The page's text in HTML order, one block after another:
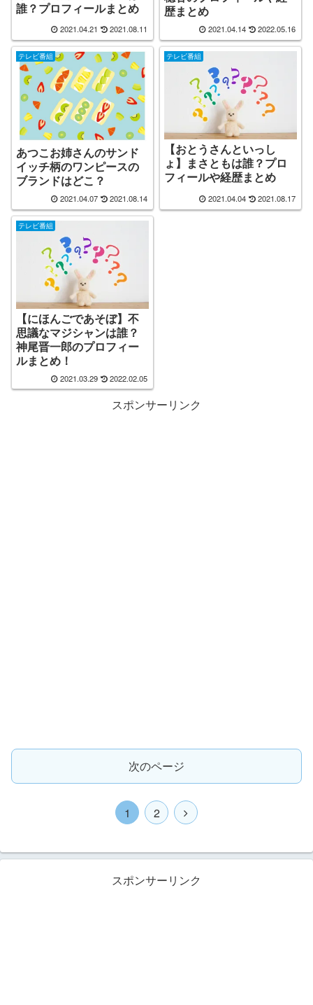
誰？プロフィールまとめ
2021.04.21 2021.08.11
歴まとめ
2021.04.14 2022.05.16
テレビ番組
あつこお姉さんのサンド
イッチ柄のワンピースの
ブランドはどこ？
2021.04.07 2021.08.14
テレビ番組
【おとうさんといっし
ょ】まさともは誰？プロ
フィールや経歴まとめ
2021.04.04 2021.08.17
テレビ番組
【にほんごであそぼ】不
思議なマジシャンは誰？
神尾晋一郎のプロフィー
ルまとめ！
2021.03.29 2022.02.05
スポンサーリンク
次のページ
1 2
スポンサーリンク